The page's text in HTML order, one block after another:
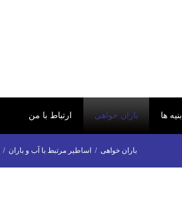
ابنیه ها باران خواهی ارتباط با من
باران خواهی / اساطیر مرتبط با آب و باران /